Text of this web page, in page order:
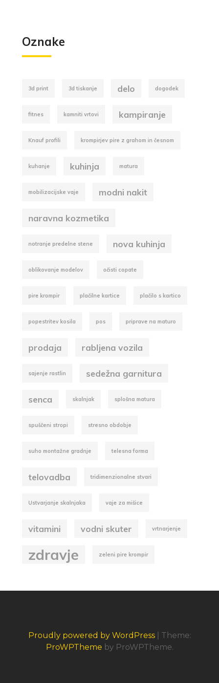
Oznake
3d print 3d tiskanje delo dogodek
fitnes kamniti vrtovi kampiranje
Knauf profili krompirjev pire z grahom in česnom
kuhanje kuhinja matura
mobilizacijske vaje modni nakit
naravna kozmetika
notranje predelne stene nova kuhinja
oblikovanje modelov očisti copate
pire krompir plačilne kartice plačilo s kartico
popestritev kosila pos priprave na maturo
prodaja rabljena vozila
sajenje rastlin sedežna garnitura
senca skalnjak splošna matura
spuščeni stropi stresno obdobje
suho montažne gradnje telesna forma
telovadba tridimenzionalne stvari
Ustvarjanje skalnjaka vaje za mišice
vitamini vodni skuter vrtnarjenje
zdravje zeleni pire krompir
Proudly powered by WordPress
Theme:
ProWPTheme by ProWPTheme.